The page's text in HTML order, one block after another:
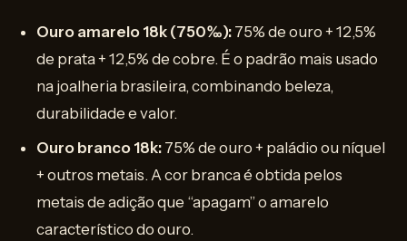
Ouro amarelo 18k (750‰): 75% de ouro + 12,5%
de prata + 12,5% de cobre. É o padrão mais usado
na joalheria brasileira, combinando beleza,
durabilidade e valor.
Ouro branco 18k: 75% de ouro + paládio ou níquel
+ outros metais. A cor branca é obtida pelos
metais de adição que “apagam” o amarelo
característico do ouro.